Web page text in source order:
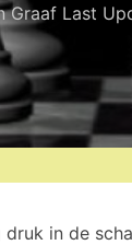
Graaf Last
in de